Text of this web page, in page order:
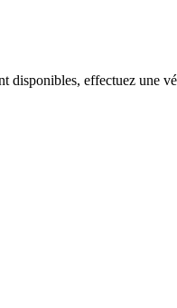
disponibles, effectuez une